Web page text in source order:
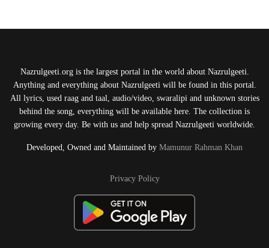
Nazrulgeeti.org is the largest portal in the world about Nazrulgeeti.
Anything and everything about Nazrulgeeti will be found in this portal.
All lyrics, used raag and taal, audio/video, swaralipi and unknown stories
behind the song, everything will be available here. The collection is
growing every day. Be with us and help spread Nazrulgeeti worldwide.
Developed, Owned and Maintained by Mamunur Rahman Khan
Privacy Policy